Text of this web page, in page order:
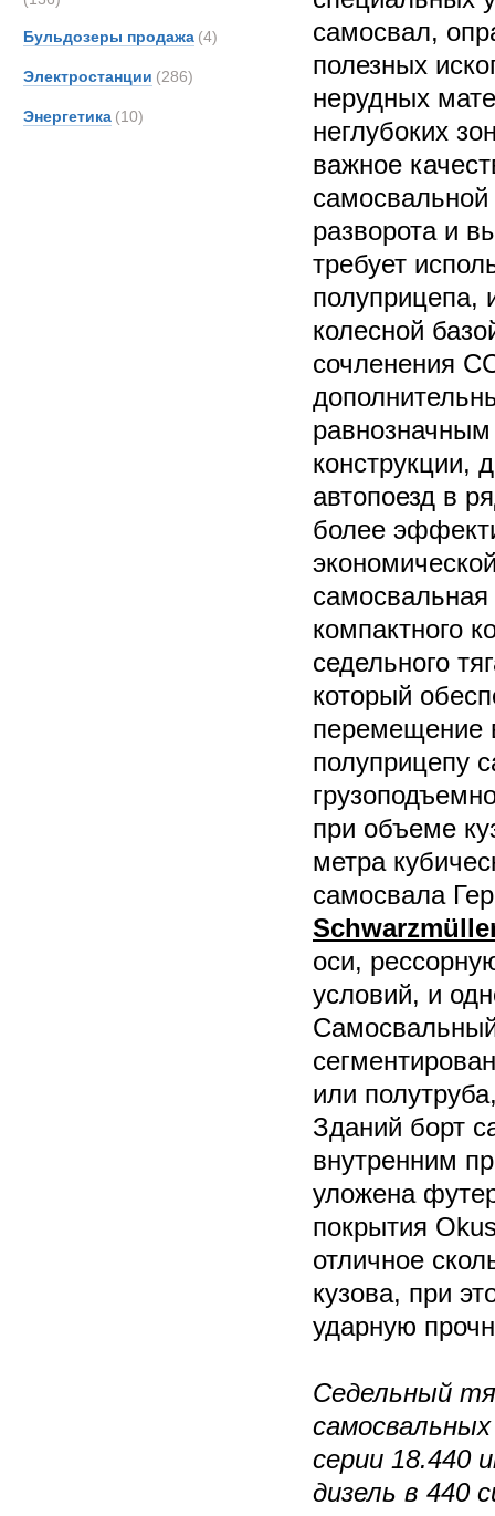
Бульдозеры продажа (4)
Электростанции (286)
Энергетика (10)
самосвал,
полезных
нерудных
неглубоких
важное
разворота и
требует
полуприцепа,
колесной
сочленения
конструкции,
автопоезд в
более
самосвальная
компактного
седельного
который
перемещение
полуприцепу
при объеме
метра
самосвала
оси,
условий, и
или
Зданий борт
внутренним
уложена
покрытия
отличное
кузова, при
ударную
Седельный
серии 18.440
дизель в 440